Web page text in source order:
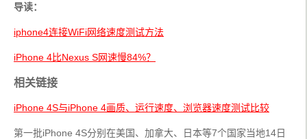
导读：
iphone4连接WiFi网络速度测试方法
iPhone 4比Nexus S网速慢84%？
相关链接
iPhone 4S与iPhone 4画质、运行速度、浏览器速度测试比较
第一批iPhone 4S分别在美国、加拿大、日本等7个国家当地14日